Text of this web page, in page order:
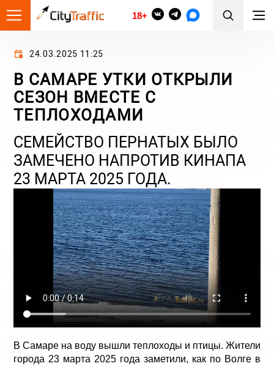
18+
24.03.2025 11:25
В САМАРЕ УТКИ ОТКРЫЛИ
СЕЗОН ВМЕСТЕ С
ТЕПЛОХОДАМИ
СЕМЕЙСТВО ПЕРНАТЫХ БЫЛО
ЗАМЕЧЕНО НАПРОТИВ КИНАПА
23 МАРТА 2025 ГОДА.
В Самаре на воду вышли теплоходы и птицы. Жители
города 23 марта 2025 года заметили, как по Волге в